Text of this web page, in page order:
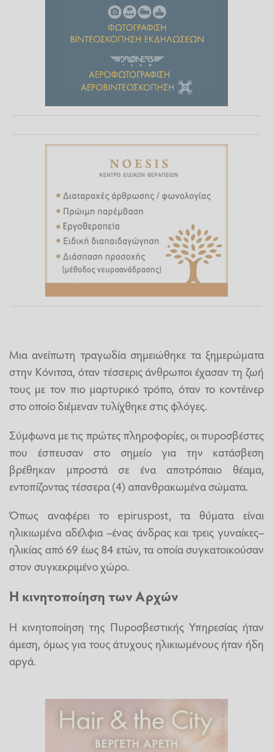
Μια ανείπωτη τραγωδία σημειώθηκε τα ξημερώματα
στην Κόνιτσα, όταν τέσσερις άνθρωποι έχασαν τη ζωή
τους με τον πιο μαρτυρικό τρόπο, όταν το κοντέινερ
στο οποίο διέμεναν τυλίχθηκε στις φλόγες.
Σύμφωνα με τις πρώτες πληροφορίες, οι πυροσβέστες
που έσπευσαν στο σημείο για την κατάσβεση
βρέθηκαν μπροστά σε ένα αποτρόπαιο θέαμα,
εντοπίζοντας τέσσερα (4) απανθρακωμένα σώματα.
Όπως αναφέρει το epiruspost, τα θύματα είναι
ηλικιωμένα αδέλφια –ένας άνδρας και τρεις γυναίκες–
ηλικίας από 69 έως 84 ετών, τα οποία συγκατοικούσαν
στον συγκεκριμένο χώρο.
Η κινητοποίηση των Αρχών
Η κινητοποίηση της Πυροσβεστικής Υπηρεσίας ήταν
άμεση, όμως για τους άτυχους ηλικιωμένους ήταν ήδη
αργά.